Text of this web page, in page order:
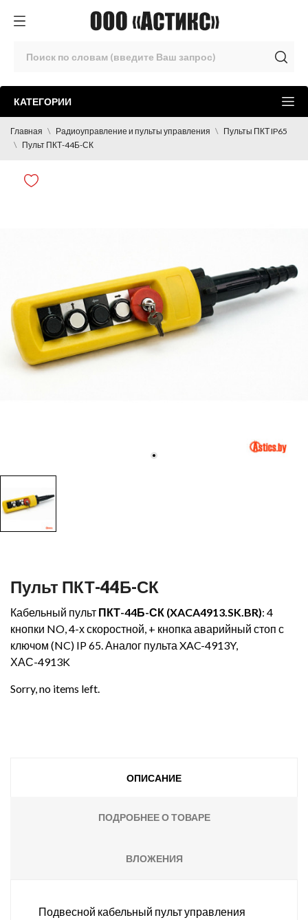
КАТЕГОРИИ
Главная Радиоуправление и пульты управления
Пульты ПКТ IP65
Пульт ПКТ-44Б-СК
Пульт ПКТ-44Б-СК
Кабельный пульт ПКТ-44Б-СК (XACA4913.SK.BR): 4
кнопки NO, 4-х скоростной, + кнопка аварийный стоп с
ключом (NC) IP 65. Аналог пульта XAC-4913Y,
ХАС-4913K
Sorry, no items left.
ОПИСАНИЕ
ПОДРОБНЕЕ О ТОВАРЕ
ВЛОЖЕНИЯ
Подвесной кабельный пульт управления